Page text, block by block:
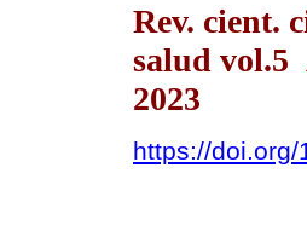
Rev. cient.
salud vol.5
2023
https://